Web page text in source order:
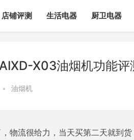
店铺评测 生活电器 厨卫电器
X03油烟机功能
• 油烟机
物流很给力，当天买第二天就到